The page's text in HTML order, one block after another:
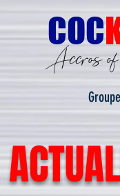
COC
Accros